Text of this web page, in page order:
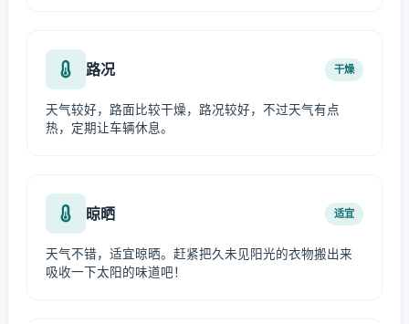
路况 干燥
天气较好，路面比较干燥，路况较好，不过天气有点
热，定期让车辆休息。
晾晒 适宜
天气不错，适宜晾晒。赶紧把久未见阳光的衣物搬出来
吸收一下太阳的味道吧！